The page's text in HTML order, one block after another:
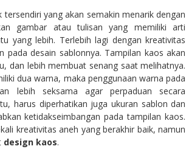
yang akan semakin menarik dengan
gambar atau tulisan yang memiliki arti
yang lebih. Terlebih lagi dengan kreativitas
desain sablonnya. Tampilan kaos akan
dan lebih membuat senang saat melihatnya.
dua warna, maka penggunaan warna pada
lebih seksama agar perpaduan secara
harus diperhatikan juga ukuran sablon dan
ketidakseimbangan pada tampilan kaos.
kreativitas aneh yang berakhir baik, namun
design kaos.